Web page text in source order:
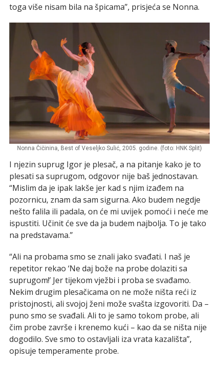
toga više nisam bila na špicama”, prisjeća se Nonna.
Nonna Čičinina, Best of Veseljko Sulić, 2005. godine. (foto: HNK Split)
I njezin suprug Igor je plesač, a na pitanje kako je to
plesati sa suprugom, odgovor nije baš jednostavan.
“Mislim da je ipak lakše jer kad s njim izađem na
pozornicu, znam da sam sigurna. Ako budem negdje
nešto falila ili padala, on će mi uvijek pomoći i neće me
ispustiti. Učinit će sve da ja budem najbolja. To je tako
na predstavama.”
“Ali na probama smo se znali jako svađati. I naš je
repetitor rekao ‘Ne daj bože na probe dolaziti sa
suprugom!’ Jer tijekom vježbi i proba se svađamo.
Nekim drugim plesačicama on ne može ništa reći iz
pristojnosti, ali svojoj ženi može svašta izgovoriti. Da –
puno smo se svađali. Ali to je samo tokom probe, ali
čim probe završe i krenemo kući – kao da se ništa nije
dogodilo. Sve smo to ostavljali iza vrata kazališta”,
opisuje temperamente probe.